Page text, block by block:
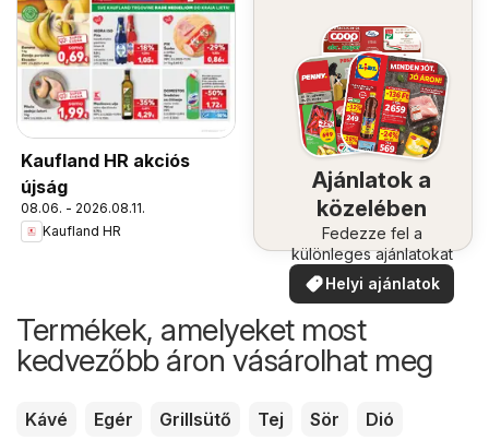
Kaufland HR akciós
újság
08.06. - 2026.08.11.
Kaufland HR
Ajánlatok a
közelében
Fedezze fel a
különleges ajánlatokat
Helyi ajánlatok
Termékek, amelyeket most
kedvezőbb áron vásárolhat meg
Kávé Egér Grillsütő Tej Sör
Dió